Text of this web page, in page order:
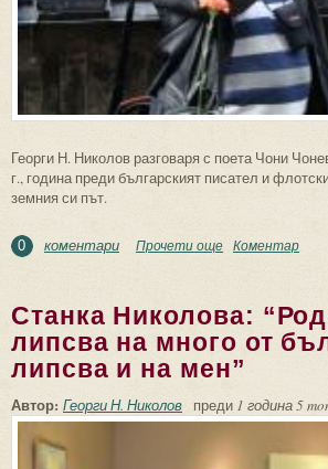
Георги Н. Николов разговаря с поета Чони
г., година преди българският писател и
земния си път.
0 коментари Прочети още about Чони
Коментар
Станка Николова:
липсва на много от
липсва и на мен”
Автор: Георги Н. Николов преди 1 година 5